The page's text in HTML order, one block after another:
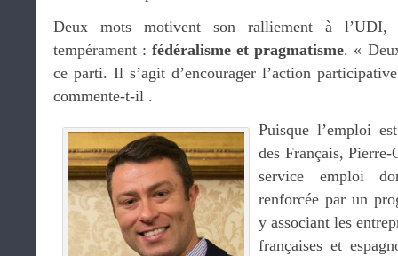
Deux mots motivent son ralliement à l’UDI,
tempérament :fédéralisme et pragmatisme. «
ce parti. Il s’agit d’encourager l’action
commente-t-il .
Puisque l’emploi
des Français,
service emploi
renforcée par un
y associant les
françaises et